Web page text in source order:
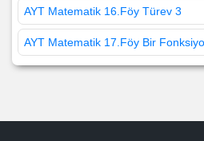
AYT Matematik 16.Föy Türev 3
AYT Matematik 17.Föy Bir